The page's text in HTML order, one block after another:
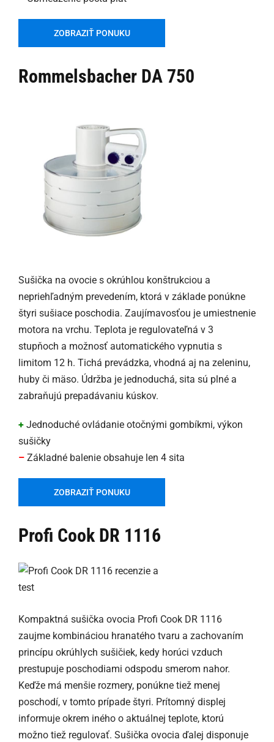
ZOBRAZIŤ PONUKU
Rommelsbacher DA 750
Sušička na ovocie s okrúhlou konštrukciou a
nepriehľadným prevedením, ktorá v základe ponúkne
štyri sušiace poschodia. Zaujímavosťou je umiestnenie
motora na vrchu. Teplota je regulovateľná v 3
stupňoch a možnosť automatického vypnutia s
limitom 12 h. Tichá prevádzka, vhodná aj na zeleninu,
huby či mäso. Údržba je jednoduchá, sita sú plné a
zabraňujú prepadávaniu kúskov.
+ Jednoduché ovládanie otočnými gombíkmi, výkon
sušičky
– Základné balenie obsahuje len 4 sita
ZOBRAZIŤ PONUKU
Profi Cook DR 1116
Kompaktná sušička ovocia Profi Cook DR 1116
zaujme kombináciou hranatého tvaru a zachovaním
princípu okrúhlych sušičiek, kedy horúci vzduch
prestupuje poschodiami odspodu smerom nahor.
Keďže má menšie rozmery, ponúkne tiež menej
poschodí, v tomto prípade štyri. Prítomný displej
informuje okrem iného o aktuálnej teplote, ktorú
možno tiež regulovať. Sušička ovocia ďalej disponuje